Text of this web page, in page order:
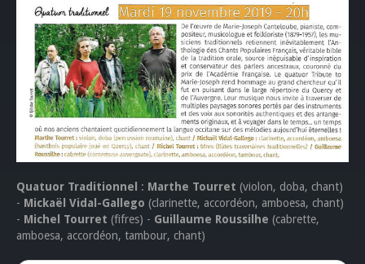
Quatuor Traditionnel : Marthe Tourret (violon, doba, chant)
- Mickaël Vidal-Gallego (clarinette, accordéon, amboesa, chant)
- Michel Tourret (fifres) - Guillaume Roussilhe (cabrette,
amboesa, accordéon, tambour, chant)